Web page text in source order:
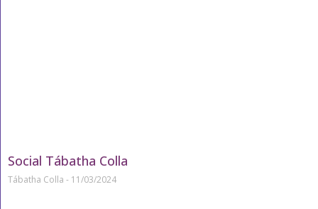
Social Tábatha Colla
Tábatha Colla 11/03/2024